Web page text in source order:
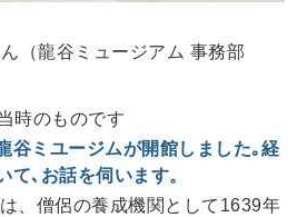
（龍谷ミュージアム 事務部
時のものです
谷ミユージムが開館しました｡経
て､お話を伺います。
、僧侶の養成機関として1639年